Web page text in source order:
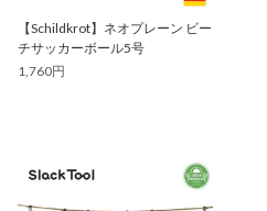
【Schildkrot】ネオプレーン ビー
チサッカーボール5号
1,760円